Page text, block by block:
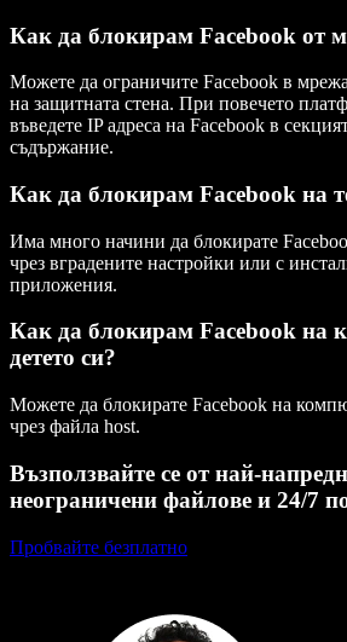
Как да блокирам Facebook от
Можете да ограничите Facebook в
на защитната стена. При повечето
въведете IP адреса на Facebook в
съдържание.
Как да блокирам Facebook на
Има много начини да блокирате
чрез вградените настройки или с
приложения.
Как да блокирам Facebook на
детето си?
Можете да блокирате Facebook на
чрез файла host.
Възползвайте се от най-
неограничени файлове и 24/7
Пробвайте безплатно